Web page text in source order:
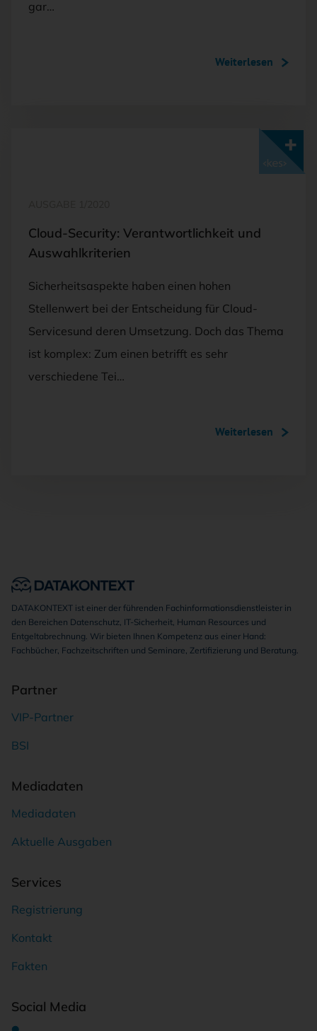
gar…
Weiterlesen
Cloud-Security: Verantwortlichkeit und
Auswahlkriterien
Sicherheitsaspekte haben einen hohen
Stellenwert bei der Entscheidung für Cloud-
Servicesund deren Umsetzung. Doch das Thema
ist komplex: Zum einen betrifft es sehr
verschiedene Tei…
Weiterlesen
DATAKONTEXT ist einer der führenden Fachinformationsdienstleister in
den Bereichen Datenschutz, IT-Sicherheit, Human Resources und
Entgeltabrechnung. Wir bieten Ihnen Kompetenz aus einer Hand:
Fachbücher, Fachzeitschriften und Seminare, Zertifizierung und Beratung.
Partner
VIP-Partner
BSI
Mediadaten
Mediadaten
Aktuelle Ausgaben
Services
Registrierung
Kontakt
Fakten
Social Media